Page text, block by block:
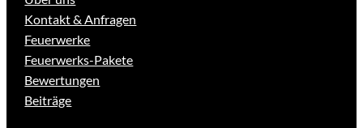
Kontakt & Anfragen
Feuerwerke
Feuerwerks-Pakete
Bewertungen
Beiträge